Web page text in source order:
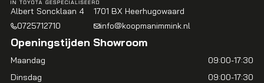
Albert Soncklaan 4
1701 BX Heerhugowaard
0725712710
info@koopmanimmink.nl
Openingstijden Showroom
Maandag
09:00-17:30
Dinsdag
09:00-17:30